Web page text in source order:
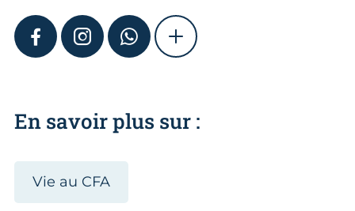
FACEBOOKINSTAGRAMWHATSAPPSHOW MORE
En savoir plus sur :
Vie au CFA